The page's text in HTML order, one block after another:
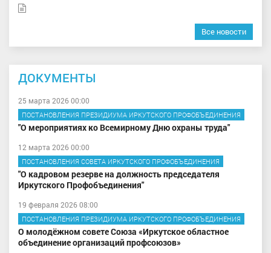
Все новости
ДОКУМЕНТЫ
25 марта 2026 00:00
ПОСТАНОВЛЕНИЯ ПРЕЗИДИУМА ИРКУТСКОГО ПРОФОБЪЕДИНЕНИЯ
"О мероприятиях ко Всемирному Дню охраны труда"
12 марта 2026 00:00
ПОСТАНОВЛЕНИЯ СОВЕТА ИРКУТСКОГО ПРОФОБЪЕДИНЕНИЯ
"О кадровом резерве на должность председателя
Иркутского Профобъединения"
19 февраля 2026 08:00
ПОСТАНОВЛЕНИЯ ПРЕЗИДИУМА ИРКУТСКОГО ПРОФОБЪЕДИНЕНИЯ
О молодёжном совете Союза «Иркутское областное
объединение организаций профсоюзов»